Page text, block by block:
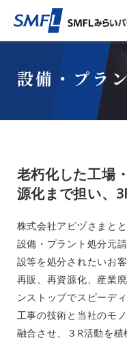
設備・プラ
老朽化した工場
源化まで担い、
株式会社アビヅさまと
設備・プラント処分元
設等を処分されたいお
再販、再資源化、産業
ンストップでスピーデ
工事の技術と当社のモ
融合させ、３R活動を